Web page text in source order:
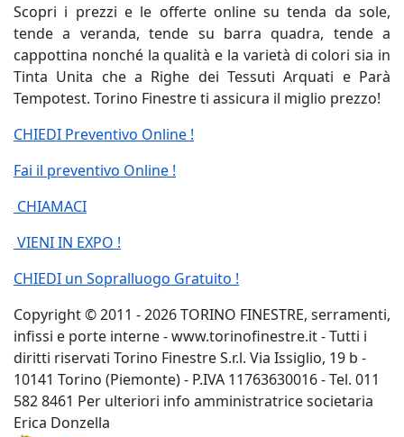
Scopri i prezzi e le offerte online su tenda da sole,
tende a veranda, tende su barra quadra, tende a
cappottina nonché la qualità e la varietà di colori sia in
Tinta Unita che a Righe dei Tessuti Arquati e Parà
Tempotest. Torino Finestre ti assicura il miglio prezzo!
CHIEDI Preventivo Online !
Fai il preventivo Online !
CHIAMACI
VIENI IN EXPO !
CHIEDI un Sopralluogo Gratuito !
Copyright © 2011 - 2026 TORINO FINESTRE, serramenti,
infissi e porte interne - www.torinofinestre.it - Tutti i
diritti riservati Torino Finestre S.r.l. Via Issiglio, 19 b -
10141 Torino (Piemonte) - P.IVA 11763630016 - Tel. 011
582 8461 Per ulteriori info amministratrice societaria
Erica Donzella